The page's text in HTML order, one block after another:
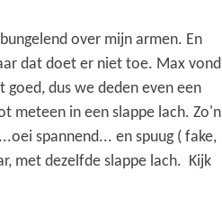
over mijn armen. En
dat doet er niet toe. Max vond
dus we deden even een
meteen in een slappe lach. Zo'n
spannend... en spuug ( fake,
met dezelfde slappe lach. Kijk